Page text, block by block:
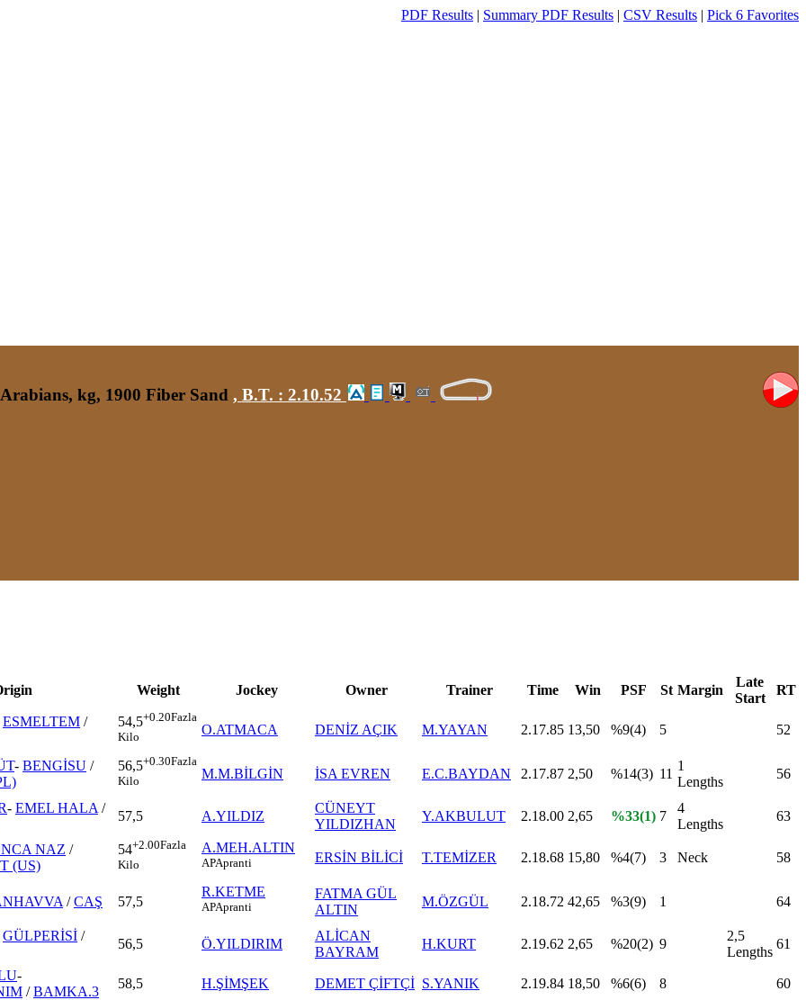
PDF Results | Summary PDF Results | CSV Results | Pick 6 Favorites
kg, 1900 Fiber Sand , B.T. : 2.10.52
Weight Jockey Owner Trainer Time Win PSF St Margin
Late
Start
RT
ESMELTEM /
54,5+0.20Fazla
Kilo
O.ATMACA DENİZ AÇIK M.YAYAN 2.17.85 13,50 %9(4) 5 52
- BENGİSU /
56,5+0.30Fazla
Kilo
M.M.BİLGİN İSA EVREN E.C.BAYDAN 2.17.87 2,50 %14(3) 11
1
Lengths
56
- EMEL HALA /
57,5 A.YILDIZ
CÜNEYT
YILDIZHAN
Y.AKBULUT 2.18.00 2,65 %33(1) 7
4
Lengths
63
NAZ /
(US)
54+2.00Fazla
Kilo
A.MEH.ALTIN
APApranti ERSİN BİLİCİ T.TEMİZER 2.18.68 15,80 %4(7) 3 Neck 58
/CAŞ 57,5
R.KETME
APApranti
FATMA GÜL
ALTIN
M.ÖZGÜL 2.18.72 42,65 %3(9) 1 64
GÜLPERİSİ /
56,5 Ö.YILDIRIM
ALİCAN
BAYRAM
H.KURT 2.19.62 2,65 %20(2) 9
2,5
Lengths
61
-
/BAMKA.3
58,5 H.ŞİMŞEK DEMET ÇİFTÇİ S.YANIK 2.19.84 18,50 %6(6) 8 60